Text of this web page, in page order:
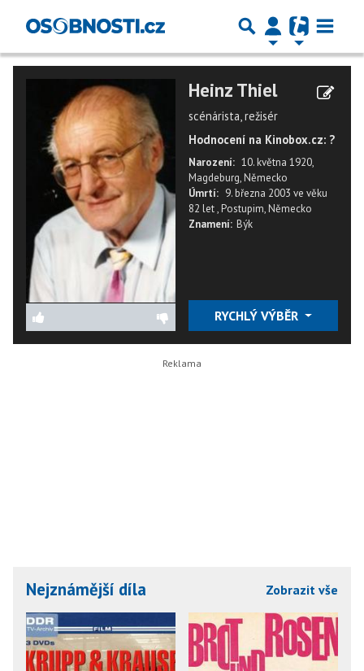
Heinz Thiel
scénárista, režisér
Hodnocení na Kinobox.cz: ?
Narození: 10. května 1920,
Magdeburg, Německo
Úmrtí: 9. března 2003 ve věku
82 let, Postupim, Německo
Znamení: Býk
RYCHLÝ VÝBĚR
Nejznámější díla Zobrazit vše